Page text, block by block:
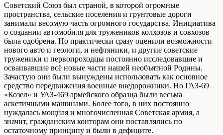
Советский Союз был страной, в которой огромные
пространства, сельские поселения и грунтовые дороги
занимали весомую часть огромного государства. Инициатива
о создании автомобиля для тружеников колхозов и совхозов
была одобрена. Но практически сразу оценили возможности
нового авто и геологи, и нефтяники, и другие советские
труженики и первопроходцы постоянно исследовавшие и
осваивавшие всё новые части нашей необъятной Родины.
Зачастую они были вынуждены использовать как основное
средство передвижения военные внедорожники. Но ГАЗ-69
«Козел» и УАЗ-469 армейского образца были весьма
аскетичными машинами. Более того, в них постоянно
нуждалась мощная и многочисленная Советская армия, а
значит, гражданским конторам они поставлялись по
остаточному принципу и были в дефиците.